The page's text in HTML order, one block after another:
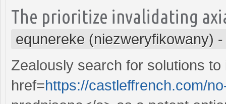
The prioritize invalidating
equnereke (niezweryfikowany)
Zealously search for solutions
href=https://castleffrench.com/